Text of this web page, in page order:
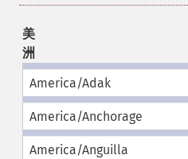
美
洲
America/Adak
America/Anchorage
America/Anguilla